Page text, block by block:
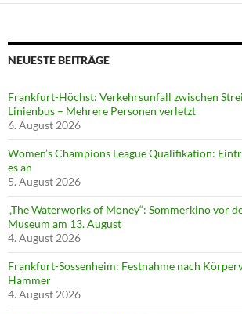
NEUESTE BEITRÄGE
Frankfurt-Höchst: Verkehrsunfall zwischen
Linienbus – Mehrere Personen verletzt
6. August 2026
Women’s Champions League Qualifikation:
es an
5. August 2026
„The Waterworks of Money“: Sommerkino vor
Museum am 13. August
4. August 2026
Frankfurt-Sossenheim: Festnahme nach
Hammer
4. August 2026